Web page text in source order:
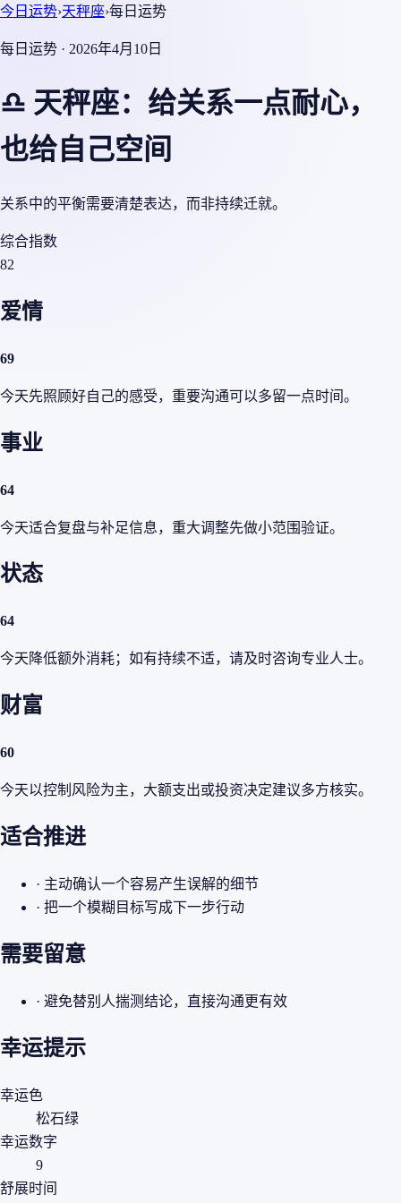
今日运势›天秤座›每日运势
每日运势 · 2026年4月10日
♎ 天秤座：给关系一点耐心，
也给自己空间
关系中的平衡需要清楚表达，而非持续迁就。
综合指数
82
爱情
69
今天先照顾好自己的感受，重要沟通可以多留一点时间。
事业
64
今天适合复盘与补足信息，重大调整先做小范围验证。
状态
64
今天降低额外消耗；如有持续不适，请及时咨询专业人士。
财富
60
今天以控制风险为主，大额支出或投资决定建议多方核实。
适合推进
· 主动确认一个容易产生误解的细节
· 把一个模糊目标写成下一步行动
需要留意
· 避免替别人揣测结论，直接沟通更有效
幸运提示
幸运色
松石绿
幸运数字
9
舒展时间